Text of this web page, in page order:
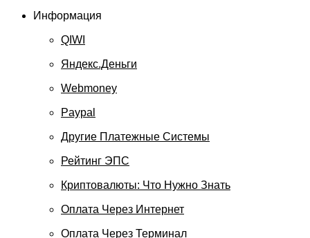
Информация
QIWI
Яндекс.Деньги
Webmoney
Paypal
Другие Платежные Системы
Рейтинг ЭПС
Криптовалюты: Что Нужно Знать
Оплата Через Интернет
Оплата Через Терминал